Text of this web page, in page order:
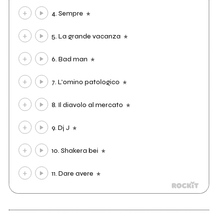
4. Sempre
5. La grande vacanza
6. Bad man
7. L'omino patologico
8. Il diavolo al mercato
9. Dj J
10. Shakera bei
11. Dare avere